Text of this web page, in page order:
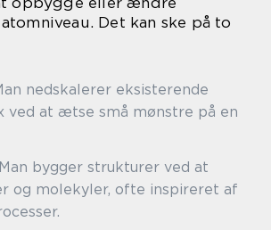
Det kan ske på to
nedskalerer eksisterende
ved at ætse små mønstre på en
bygger strukturer ved at
og molekyler, ofte inspireret af